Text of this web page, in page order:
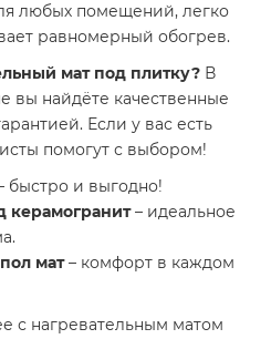
любых помещений, легко
равномерный обогрев.
мат под плитку? В
вы найдёте качественные
Если у вас есть
помогут с выбором!
быстро и выгодно!
керамогранит– идеальное
мат– комфорт в каждом
с нагревательным матом